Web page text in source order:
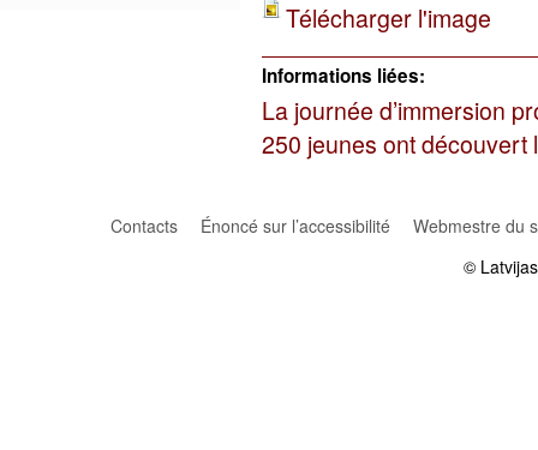
Télécharger l'image
Informations liées:
La journée d’immersion
250 jeunes ont découvert
Contacts Énoncé sur l’accessibilité
Webmestre du
©